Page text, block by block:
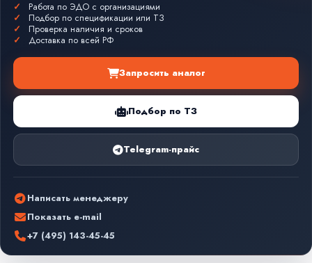
Работа по ЭДО с организациями
Подбор по спецификации или ТЗ
Проверка наличия и сроков
Доставка по всей РФ
Запросить аналог
Подбор по ТЗ
Telegram-прайс
Написать менеджеру
Показать e-mail
+7 (495) 143-45-45